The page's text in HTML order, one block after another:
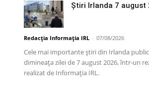
Știri Irlanda 7 august
Redacția Informația IRL - 07/08/2026
Cele mai importante știri din Irlanda
dimineața zilei de 7 august 2026, într-un
realizat de Informația IRL.